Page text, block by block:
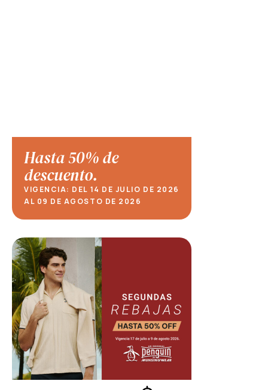
Hasta 50% de
descuento.
VIGENCIA: DEL 14 DE JULIO DE 2026
AL 09 DE AGOSTO DE 2026